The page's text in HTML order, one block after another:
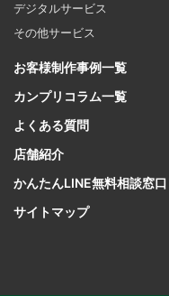
デジタルサービス
その他サービス
お客様制作事例一覧
カンプリコラム一覧
よくある質問
店舗紹介
かんたんLINE無料相談窓口
サイトマップ